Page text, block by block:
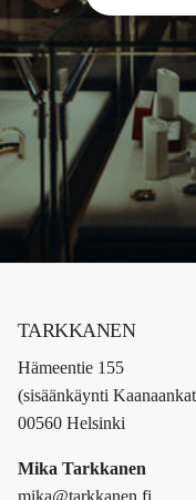
TARKKANEN
Hämeentie 155
(sisäänkäynti
00560 Helsinki
Mika Tarkkanen
mika@tarkkanen.fi